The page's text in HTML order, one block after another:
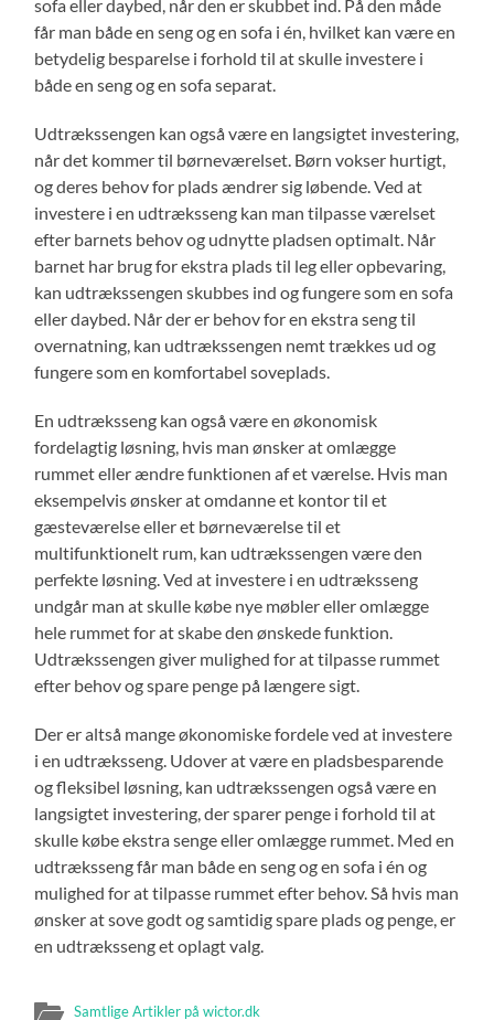
sofa eller daybed, når den er skubbet ind. På den måde
får man både en seng og en sofa i én, hvilket kan være en
betydelig besparelse i forhold til at skulle investere i
både en seng og en sofa separat.
Udtrækssengen kan også være en langsigtet investering,
når det kommer til børneværelset. Børn vokser hurtigt,
og deres behov for plads ændrer sig løbende. Ved at
investere i en udtræksseng kan man tilpasse værelset
efter barnets behov og udnytte pladsen optimalt. Når
barnet har brug for ekstra plads til leg eller opbevaring,
kan udtrækssengen skubbes ind og fungere som en sofa
eller daybed. Når der er behov for en ekstra seng til
overnatning, kan udtrækssengen nemt trækkes ud og
fungere som en komfortabel soveplads.
En udtræksseng kan også være en økonomisk
fordelagtig løsning, hvis man ønsker at omlægge
rummet eller ændre funktionen af et værelse. Hvis man
eksempelvis ønsker at omdanne et kontor til et
gæsteværelse eller et børneværelse til et
multifunktionelt rum, kan udtrækssengen være den
perfekte løsning. Ved at investere i en udtræksseng
undgår man at skulle købe nye møbler eller omlægge
hele rummet for at skabe den ønskede funktion.
Udtrækssengen giver mulighed for at tilpasse rummet
efter behov og spare penge på længere sigt.
Der er altså mange økonomiske fordele ved at investere
i en udtræksseng. Udover at være en pladsbesparende
og fleksibel løsning, kan udtrækssengen også være en
langsigtet investering, der sparer penge i forhold til at
skulle købe ekstra senge eller omlægge rummet. Med en
udtræksseng får man både en seng og en sofa i én og
mulighed for at tilpasse rummet efter behov. Så hvis man
ønsker at sove godt og samtidig spare plads og penge, er
en udtræksseng et oplagt valg.
Samtlige Artikler på wictor.dk